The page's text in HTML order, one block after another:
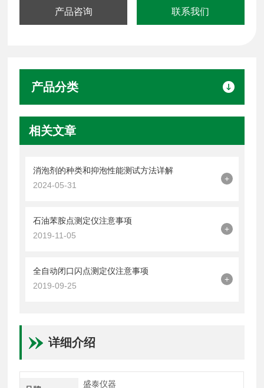
产品咨询 联系我们
产品分类
相关文章
消泡剂的种类和抑泡性能测试方法详解
2024-05-31
+
石油苯胺点测定仪注意事项
2019-11-05
+
全自动闭口闪点测定仪注意事项
2019-09-25
+
详细介绍
盛泰仪器